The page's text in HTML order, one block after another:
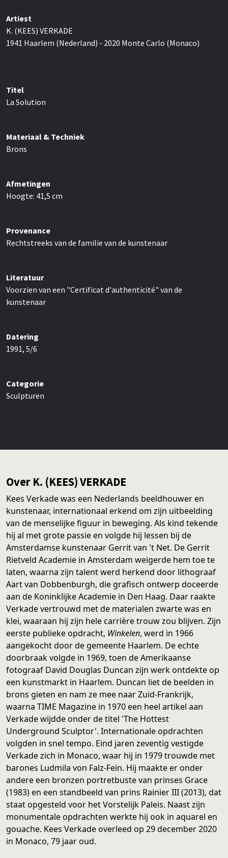
Artiest
K. (KEES) VERKADE
1941 Haarlem (Nederland) - 2020 Monte Carlo (Monaco)
Titel
La Solution
Materiaal & Techniek
Brons
Afmetingen
Hoogte: 41,5 cm
Provenance
Rechtstreeks van de familie van de kunstenaar
Literatuur
Voorzien van een "Certificat d'authenticité" van de
kunstenaar
Datering
1991, 5/6
Categorie
Sculpturen
Over K. (KEES) VERKADE
Kees Verkade was een Nederlands beeldhouwer en
kunstenaar, internationaal erkend om zijn uitbeelding
van de menselijke figuur in beweging. Als kind tekende
hij al met grote passie en volgde hij lessen bij de
Amsterdamse kunstenaar Gerrit van 't Net. De Gerrit
Rietveld Academie in Amsterdam weigerde hem toe te
laten, waarna zijn talent werd herkend door lithograaf
Aart van Dobbenburgh, die grafisch ontwerp doceerde
aan de Koninklijke Academie in Den Haag. Daar raakte
Verkade vertrouwd met de materialen zwarte was en
klei, waaraan hij zijn hele carrière trouw zou blijven. Zijn
eerste publieke opdracht, Winkelen, werd in 1966
aangekocht door de gemeente Haarlem. De echte
doorbraak volgde in 1969, toen de Amerikaanse
fotograaf David Douglas Duncan zijn werk ontdekte op
een kunstmarkt in Haarlem. Duncan liet de beelden in
brons gieten en nam ze mee naar Zuid-Frankrijk,
waarna TIME Magazine in 1970 een heel artikel aan
Verkade wijdde onder de titel 'The Hottest
Underground Sculptor'. Internationale opdrachten
volgden in snel tempo. Eind jaren zeventig vestigde
Verkade zich in Monaco, waar hij in 1979 trouwde met
barones Ludmila von Falz-Fein. Hij maakte er onder
andere een bronzen portretbuste van prinses Grace
(1983) en een standbeeld van prins Rainier III (2013), dat
staat opgesteld voor het Vorstelijk Paleis. Naast zijn
monumentale opdrachten werkte hij ook in aquarel en
gouache. Kees Verkade overleed op 29 december 2020
in Monaco, 79 jaar oud.